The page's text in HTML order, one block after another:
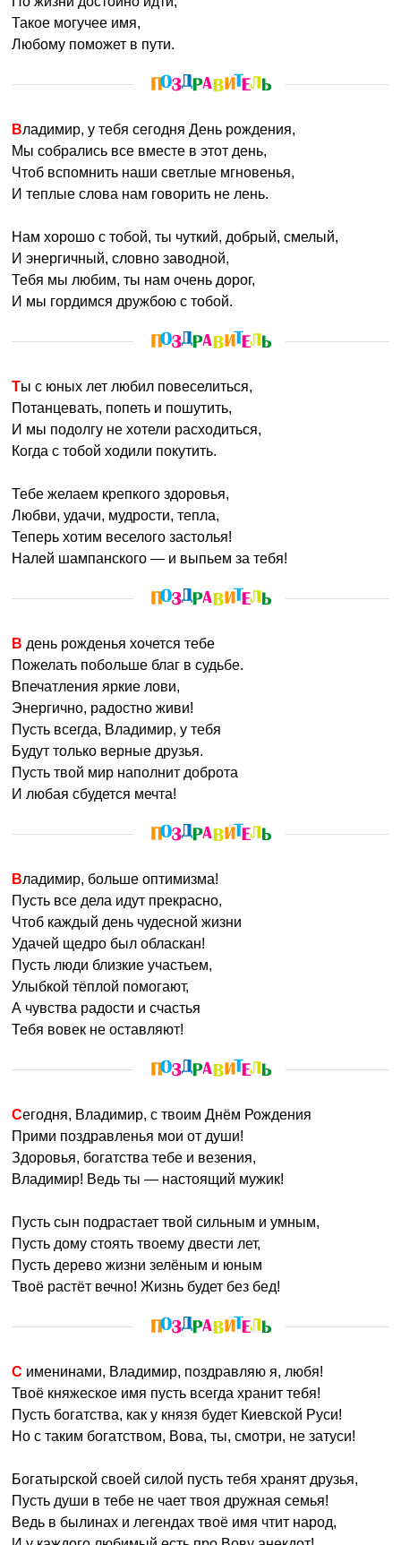
Такое могучее имя,
Любому поможет в пути.
Владимир, у тебя сегодня День рождения,
Мы собрались все вместе в этот день,
Чтоб вспомнить наши светлые мгновенья,
И теплые слова нам говорить не лень.
Нам хорошо с тобой, ты чуткий, добрый, смелый,
И энергичный, словно заводной,
Тебя мы любим, ты нам очень дорог,
И мы гордимся дружбою с тобой.
Ты с юных лет любил повеселиться,
Потанцевать, попеть и пошутить,
И мы подолгу не хотели расходиться,
Когда с тобой ходили покутить.
Тебе желаем крепкого здоровья,
Любви, удачи, мудрости, тепла,
Теперь хотим веселого застолья!
Налей шампанского — и выпьем за тебя!
В день рожденья хочется тебе
Пожелать побольше благ в судьбе.
Впечатления яркие лови,
Энергично, радостно живи!
Пусть всегда, Владимир, у тебя
Будут только верные друзья.
Пусть твой мир наполнит доброта
И любая сбудется мечта!
Владимир, больше оптимизма!
Пусть все дела идут прекрасно,
Чтоб каждый день чудесной жизни
Удачей щедро был обласкан!
Пусть люди близкие участьем,
Улыбкой тёплой помогают,
А чувства радости и счастья
Тебя вовек не оставляют!
Сегодня, Владимир, с твоим Днём Рождения
Прими поздравленья мои от души!
Здоровья, богатства тебе и везения,
Владимир! Ведь ты — настоящий мужик!
Пусть сын подрастает твой сильным и умным,
Пусть дому стоять твоему двести лет,
Пусть дерево жизни зелёным и юным
Твоё растёт вечно! Жизнь будет без бед!
С именинами, Владимир, поздравляю я, любя!
Твоё княжеское имя пусть всегда хранит тебя!
Пусть богатства, как у князя будет Киевской Руси!
Но с таким богатством, Вова, ты, смотри, не затуси!
Богатырской своей силой пусть тебя хранят друзья,
Пусть души в тебе не чает твоя дружная семья!
Ведь в былинах и легендах твоё имя чтит народ,